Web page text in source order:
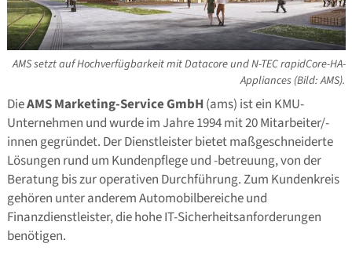
AMS setzt auf Hochverfügbarkeit mit Datacore und N-TEC rapidCore-HA-
Appliances (Bild: AMS).
DieAMS Marketing-Service GmbH(ams) ist ein KMU-
Unternehmen und wurde im Jahre 1994 mit 20 Mitarbeiter/-
innen gegründet. Der Dienstleister bietet maßgeschneiderte
Lösungen rund um Kundenpflege und -betreuung, von der
Beratung bis zur operativen Durchführung. Zum Kundenkreis
gehören unter anderem Automobilbereiche und
Finanzdienstleister, die hohe IT-Sicherheitsanforderungen
benötigen.